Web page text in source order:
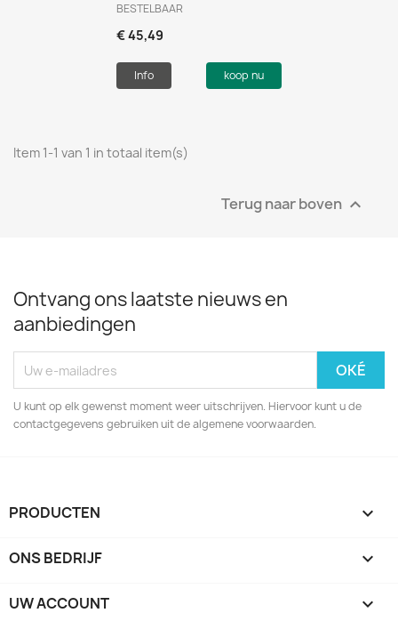
BESTELBAAR
€ 45,49
Info koop nu
Item 1-1 van 1 in totaal item(s)
Terug naar boven 
Ontvang ons laatste nieuws en
aanbiedingen
U kunt op elk gewenst moment weer uitschrijven. Hiervoor kunt u de
contactgegevens gebruiken uit de algemene voorwaarden.
PRODUCTEN 
ONS BEDRIJF 
UW ACCOUNT 